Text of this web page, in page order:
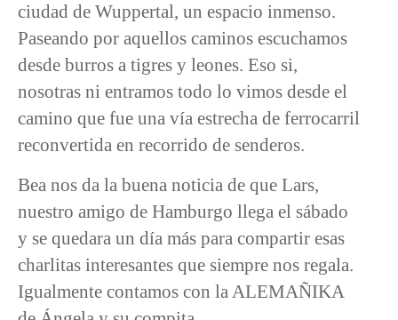
ciudad de Wuppertal, un espacio inmenso.
Paseando por aquellos caminos escuchamos
desde burros a tigres y leones. Eso si,
nosotras ni entramos todo lo vimos desde el
camino que fue una vía estrecha de ferrocarril
reconvertida en recorrido de senderos.
Bea nos da la buena noticia de que Lars,
nuestro amigo de Hamburgo llega el sábado
y se quedara un día más para compartir esas
charlitas interesantes que siempre nos regala.
Igualmente contamos con la ALEMAÑIKA